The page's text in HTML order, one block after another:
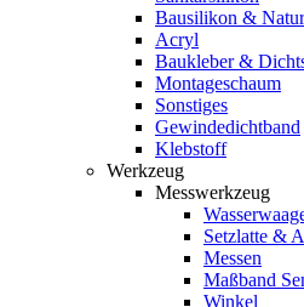
Bausilikon &
Acryl
Baukleber &
Montageschaum
Sonstiges
Gewindedichtband
Klebstoff
Werkzeug
Messwerkzeug
Setzlatte &
Messen
Maßband
Winkel